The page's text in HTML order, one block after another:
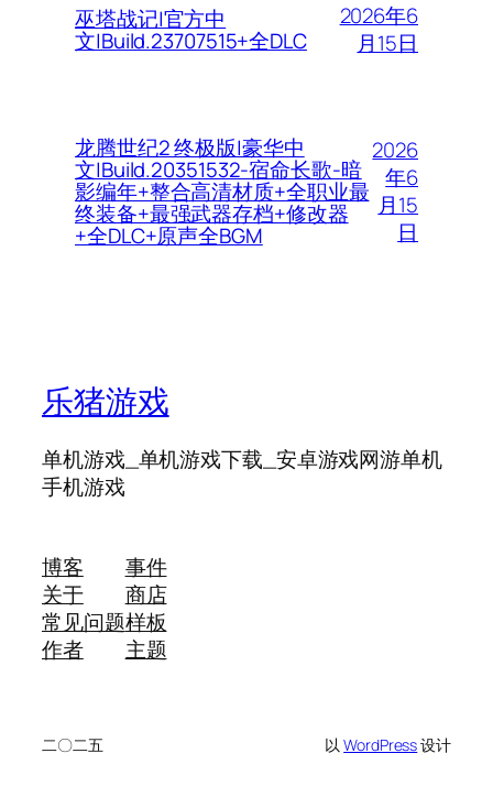
巫塔战记|官方中
文|Build.23707515+全DLC
2026年6
月15日
龙腾世纪2 终极版|豪华中
文|Build.20351532-宿命长歌-暗
影编年+整合高清材质+全职业最
终装备+最强武器存档+修改器
+全DLC+原声全BGM
2026
年6
月15
日
乐猪游戏
单机游戏_单机游戏下载_安卓游戏网游单机
手机游戏
博客
关于
常见问题
作者
事件
商店
样板
主题
二〇二五 以WordPress设计